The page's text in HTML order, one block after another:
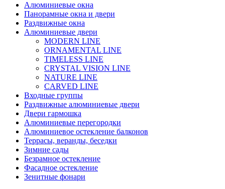
Алюминиевые окна
Панорамные окна и двери
Раздвижные окна
Алюминиевые двери
MODERN LINE
ORNAMENTAL LINE
TIMELESS LINE
CRYSTAL VISION LINE
NATURE LINE
CARVED LINE
Входные группы
Раздвижные алюминиевые двери
Двери гармошка
Алюминиевые перегородки
Алюминиевое остекление балконов
Террасы, веранды, беседки
Зимние сады
Безрамное остекление
Фасадное остекление
Зенитные фонари